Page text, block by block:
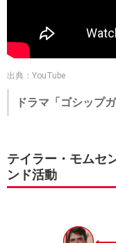
出典：YouTube
ドラマ「ゴシップ
テイラー・モムセ
ンド活動